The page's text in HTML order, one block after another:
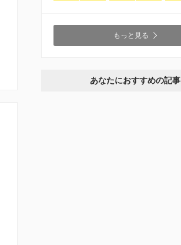
もっと見る
あなたにおすすめの記事